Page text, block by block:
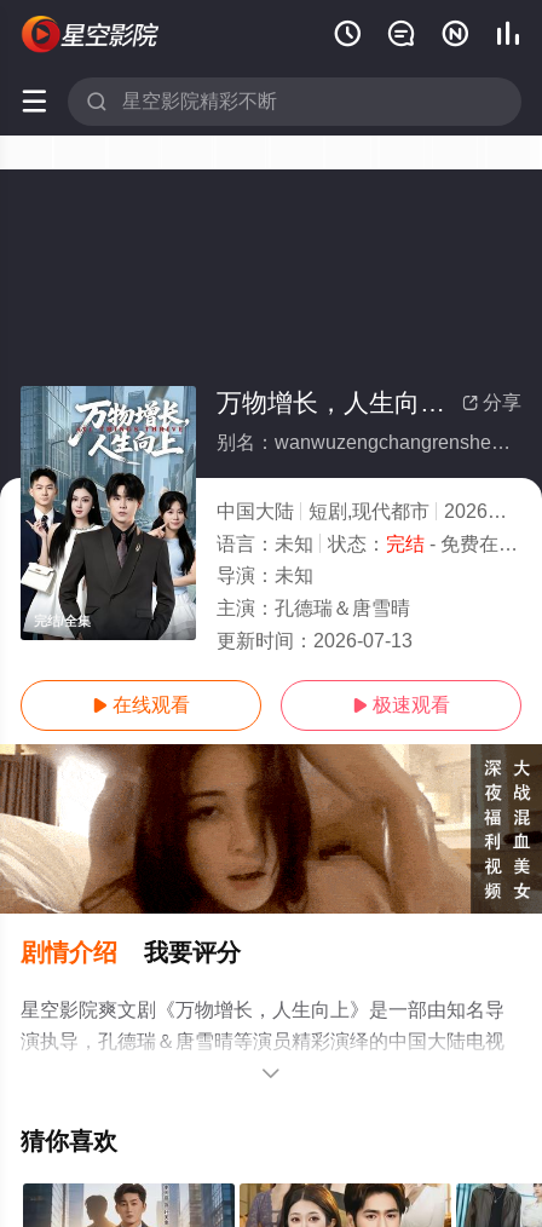
   
 
完结/全集
 分享
万物增长，人生向上(全集)
别名：wanwuzengchangrenshengxiangshang
中国大陆 短剧,现代都市 2026
5.0
语言： 未知 状态： 完结- 免费在线观看
导演： 未知
主演： 孔德瑞＆唐雪晴
更新时间： 2026-07-13
 在线观看  极速观看
剧情介绍 我要评分
星空影院爽文剧《万物增长，人生向上》是一部由知名导
演执导，孔德瑞＆唐雪晴等演员精彩演绎的中国大陆电视
剧，大结局剧情已揭晓（完结），超前点播免费观看高清
可移步至豆瓣电视剧、电视猫或剧情网等平台了解。

猜你喜欢